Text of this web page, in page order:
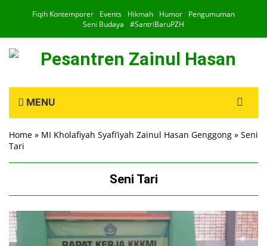
Fiqih Kontemporer Events Hikmah Humor
Pengumuman
Seni Budaya
#SantriBaruPZH
MENU
Home » MI Kholafiyah Syafi’iyah Zainul Hasan Genggong » Seni
Tari
Seni Tari